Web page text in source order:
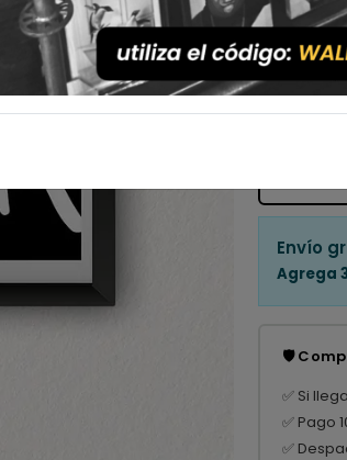
💳
Envío
Agrega
🛡️
✅ Si
✅ Pago
✅